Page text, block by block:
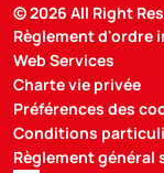
© 2026 All Right
Règlement d'ordre
Web Services
Charte vie privée
Préférences des
Conditions
Règlement général